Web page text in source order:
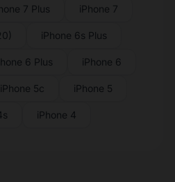
7 Plus iPhone 7
iPhone 6s Plus
6 Plus iPhone 6
iPhone 5c iPhone 5
iPhone 4